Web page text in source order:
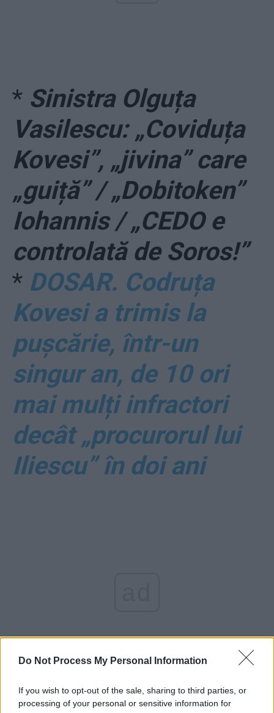
Do Not Process My Personal Information
If you wish to opt-out of the sale, sharing to third parties, or
processing of your personal or sensitive information for
* Sinistra Olguța
Vasilescu: „Coviduța
Kovesi”, „jivina” care
„guiță” / „Dobitoken”
Iohannis / „CEDO e
controlată de Soros!”
* DOSAR. Codruța
Kovesi a trimis la
pușcărie, într-un
singur an, de 10 ori
mai mulți infractori
decât „procurorul lui
Iliescu” în doi ani